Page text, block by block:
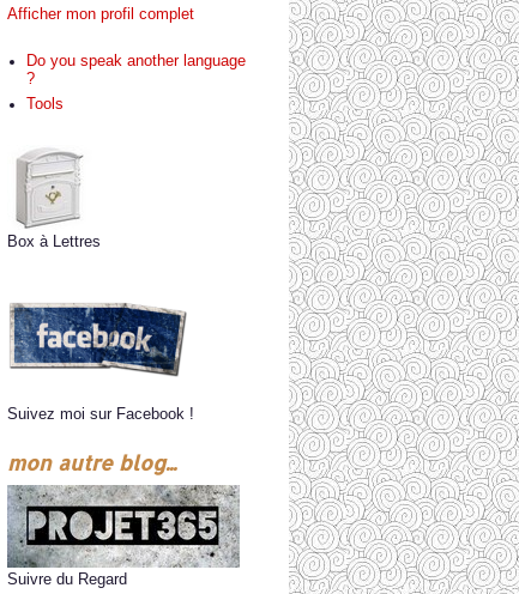
Afficher mon profil complet
Do you speak another language
?
Tools
Box à Lettres
Suivez moi sur Facebook !
mon autre blog...
Suivre du Regard